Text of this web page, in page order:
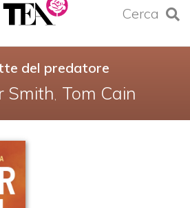
Cerca
del predatore
Smith, Tom Cain